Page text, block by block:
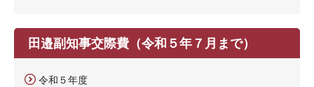
田邉副知事交際費（令和５年７月まで）
令和５年度